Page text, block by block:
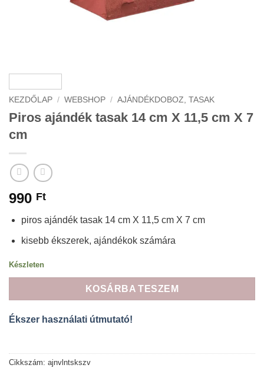
KEZDŐLAP / WEBSHOP / AJÁNDÉKDOBOZ, TASAK
Piros ajándék tasak 14 cm X 11,5 cm X 7
cm
990 Ft
piros ajándék tasak 14 cm X 11,5 cm X 7 cm
kisebb ékszerek, ajándékok számára
Készleten
KOSÁRBA TESZEM
Ékszer használati útmutató!
Cikkszám: ajnvlntskszv